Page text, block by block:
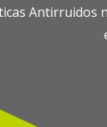
Antirruidos